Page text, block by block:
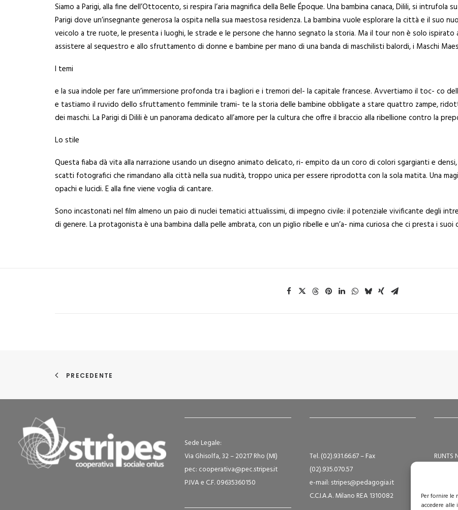
Per fornire
accedere
Siamo a Parigi, alla fine dell’Ottocento, si respira l’aria magnifica della Belle Époque. Una bambina canaca, Dilili, si intrufola
Parigi dove un’insegnante generosa la ospita nella sua maestosa residenza. La bambina vuole esplorare la città e il suo
veicolo a tre ruote, le presenta i luoghi, le strade e le persone che hanno segnato la storia. Ma il tour non è solo ispirato
assistere al sequestro e allo sfruttamento di donne e bambine per mano di una banda di maschilisti balordi, i Maschi
I temi
e la sua indole per fare un’immersione profonda tra i bagliori e i tremori del- la capitale francese. Avvertiamo il toc- co
e tastiamo il ruvido dello sfruttamento femminile trami- te la storia delle bambine obbligate a stare quattro zampe,
dei maschi. La Parigi di Dilili è un panorama dedicato all’amore per la cultura che offre il braccio alla ribellione contro la
Lo stile
Questa fiaba dà vita alla narrazione usando un disegno animato delicato, ri- empito da un coro di colori sgargianti e
scatti fotografici che rimandano alla città nella sua nudità, troppo unica per essere riprodotta con la sola matita. Una
opachi e lucidi. E alla fine viene voglia di cantare.
Sono incastonati nel film almeno un paio di nuclei tematici attualissimi, di impegno civile: il potenziale vivificante degli
di genere. La protagonista è una bambina dalla pelle ambrata, con un piglio ribelle e un’a- nima curiosa che ci presta i suoi
PRECEDENTE
Sede Legale:
Via Ghisolfa, 32 – 20217 Rho (MI)
pec: cooperativa@pec.stripes.it
P.IVA e C.F. 09635360150
Tel. (02).931.66.67 – Fax
(02).935.070.57
e-mail: stripes@pedagogia.it
C.C.I.A.A. Milano REA 1310082
RUNTS
Albo